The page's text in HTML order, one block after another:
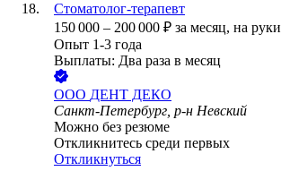
Стоматолог-терапевт
150 000 – 200 000 ₽ за месяц, на руки
Опыт 1-3 года
Выплаты: Два раза в месяц
ООО ДЕНТ ДЕКО
Санкт-Петербург, р-н Невский
Можно без резюме
Откликнитесь среди первых
Откликнуться